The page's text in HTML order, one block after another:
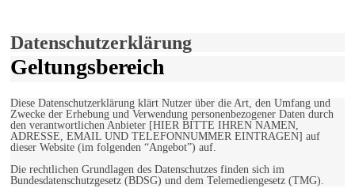
Datenschutzerklärung
Geltungsbereich
Diese Datenschutzerklärung klärt Nutzer über die Art, den Umfang und
Zwecke der Erhebung und Verwendung personenbezogener Daten durch
den verantwortlichen Anbieter [HIER BITTE IHREN NAMEN,
ADRESSE, EMAIL UND TELEFONNUMMER EINTRAGEN] auf
dieser Website (im folgenden “Angebot”) auf.
Die rechtlichen Grundlagen des Datenschutzes finden sich im
Bundesdatenschutzgesetz (BDSG) und dem Telemediengesetz (TMG).